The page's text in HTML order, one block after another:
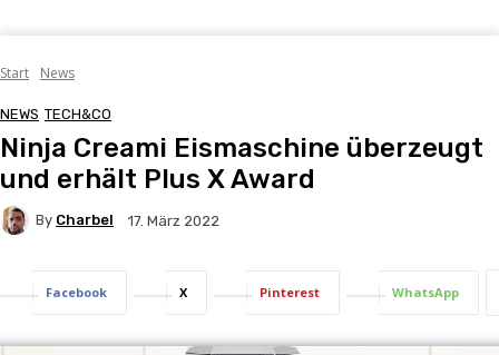
Start News
NEWS TECH&CO
Ninja Creami Eismaschine überzeugt
und erhält Plus X Award
By Charbel 17. März 2022
Facebook X Pinterest WhatsApp